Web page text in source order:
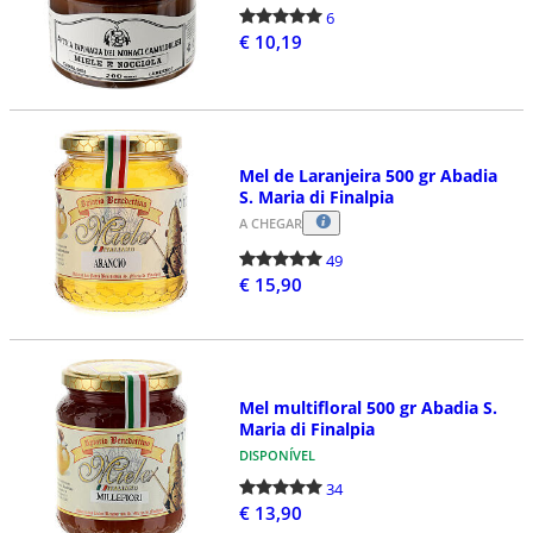
6
€ 10,19
Mel de Laranjeira 500 gr Abadia
S. Maria di Finalpia
A CHEGAR
49
€ 15,90
Mel multifloral 500 gr Abadia S.
Maria di Finalpia
DISPONÍVEL
34
€ 13,90